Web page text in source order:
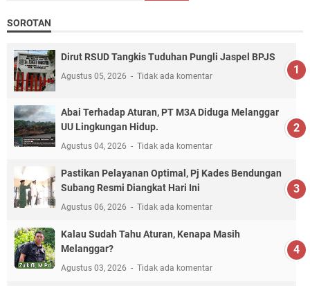
SOROTAN
Dirut RSUD Tangkis Tuduhan Pungli Jaspel BPJS
Agustus 05, 2026 Tidak ada komentar
Abai Terhadap Aturan, PT M3A Diduga Melanggar
UU Lingkungan Hidup.
Agustus 04, 2026 Tidak ada komentar
Pastikan Pelayanan Optimal, Pj Kades Bendungan
Subang Resmi Diangkat Hari Ini
Agustus 06, 2026 Tidak ada komentar
Kalau Sudah Tahu Aturan, Kenapa Masih
Melanggar?
Agustus 03, 2026 Tidak ada komentar